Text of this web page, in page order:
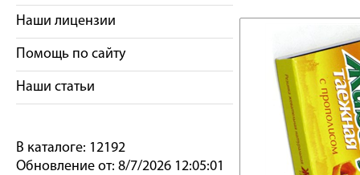
Наши лицензии
Помощь по сайту
Наши статьи
В каталоге: 12192
Обновление от: 8/7/2026 12:05:01